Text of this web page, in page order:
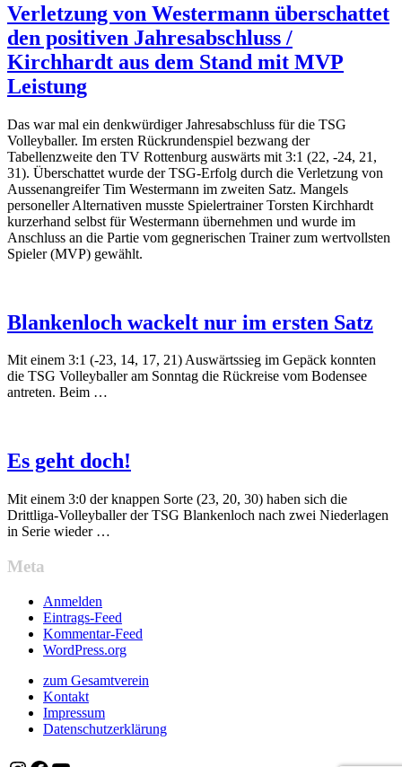
Verletzung von Westermann überschattet
den positiven Jahresabschluss /
Kirchhardt aus dem Stand mit MVP
Leistung
Das war mal ein denkwürdiger Jahresabschluss für die TSG
Volleyballer. Im ersten Rückrundenspiel bezwang der
Tabellenzweite den TV Rottenburg auswärts mit 3:1 (22, -24, 21,
31). Überschattet wurde der TSG-Erfolg durch die Verletzung von
Aussenangreifer Tim Westermann im zweiten Satz. Mangels
personeller Alternativen musste Spielertrainer Torsten Kirchhardt
kurzerhand selbst für Westermann übernehmen und wurde im
Anschluss an die Partie vom gegnerischen Trainer zum wertvollsten
Spieler (MVP) gewählt.
Blankenloch wackelt nur im ersten Satz
Mit einem 3:1 (-23, 14, 17, 21) Auswärtssieg im Gepäck konnten
die TSG Volleyballer am Sonntag die Rückreise vom Bodensee
antreten. Beim …
Es geht doch!
Mit einem 3:0 der knappen Sorte (23, 20, 30) haben sich die
Drittliga-Volleyballer der TSG Blankenloch nach zwei Niederlagen
in Serie wieder …
Meta
Anmelden
Eintrags-Feed
Kommentar-Feed
WordPress.org
zum Gesamtverein
Kontakt
Impressum
Datenschutzerklärung